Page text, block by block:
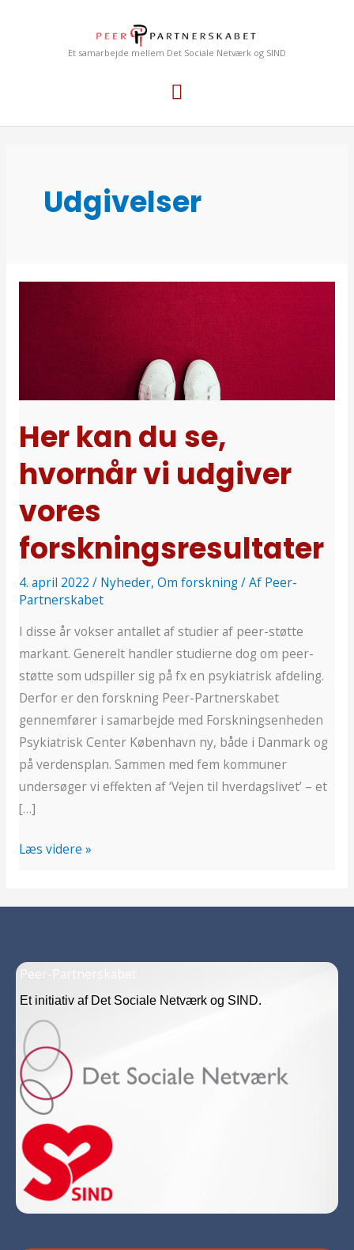
Et samarbejde mellem Det Sociale Netværk og SIND
Hovedmenu
Udgivelser
Her kan du se,
hvornår vi udgiver
vores
forskningsresultater
4. april 2022 / Nyheder, Om forskning/ Af Peer-
Partnerskabet
I disse år vokser antallet af studier af peer-støtte
markant. Generelt handler studierne dog om peer-
støtte som udspiller sig på fx en psykiatrisk afdeling.
Derfor er den forskning Peer-Partnerskabet
gennemfører i samarbejde med Forskningsenheden
Psykiatrisk Center København ny, både i Danmark og
på verdensplan. Sammen med fem kommuner
undersøger vi effekten af ‘Vejen til hverdagslivet’ – et
[…]
Her
kan
du
se,
hvornår
vi
udgiver
vores
forskningsresultater
Læs videre »
Peer-Partnerskabet
Et initiativ af Det Sociale Netværk og SIND.